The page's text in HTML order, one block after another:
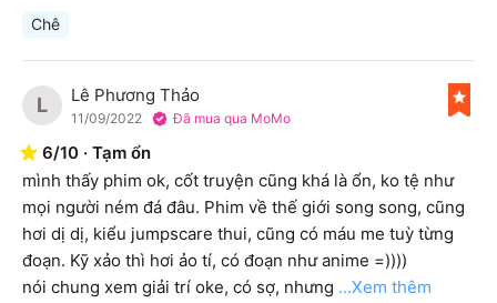
Chê
L Lê Phương Thảo
11/09/2022 Đã mua qua MoMo
6/10 · Tạm ổn
mình thấy phim ok, cốt truyện cũng khá là ổn, ko tệ như
mọi người ném đá đâu. Phim về thế giới song song, cũng
hơi dị dị, kiểu jumpscare thui, cũng có máu me tuỳ từng
đoạn. Kỹ xảo thì hơi ảo tí, có đoạn như anime =))))
nói chung xem giải trí oke, có sợ, nhưng ...Xem thêm